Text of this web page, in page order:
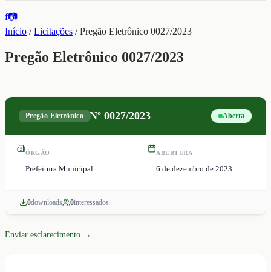
f📷
Início /Licitações /Pregão Eletrônico 0027/2023
Pregão Eletrônico 0027/2023
Pregão Eletrônico Nº0027/2023 Aberta
ÓRGÃO
Prefeitura Municipal
ABERTURA
6 de dezembro de 2023
0downloads 0interessados
Enviar esclarecimento →